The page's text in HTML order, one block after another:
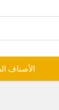
الأصناف